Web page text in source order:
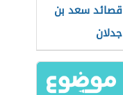
قصائد سعد بن
جدلان